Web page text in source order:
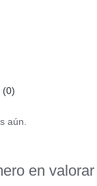
(0)
aún.
en valorar